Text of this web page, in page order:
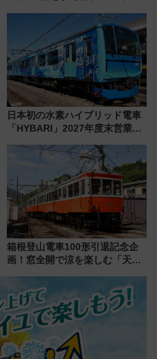
「52席の至福」で味わう近江牛
や伝統文化の特別コラボ
日本初の水素ハイブリッド電車
「HYBARI」2027年度末営業運
で水素利活用が加速
箱根登山電車100形引退記念企
画！窓全開で涼を楽しむ「天然